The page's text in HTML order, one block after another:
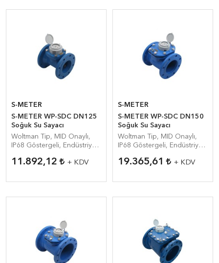
S-METER
S-METER WP-SDC DN125
Soğuk Su Sayacı
Woltman Tip, MID Onaylı,
IP68 Göstergeli, Endüstriyel
11.892,12 + KDV
S-METER
S-METER WP-SDC DN150
Soğuk Su Sayacı
Woltman Tip, MID Onaylı,
IP68 Göstergeli, Endüstriyel
19.365,61 + KDV